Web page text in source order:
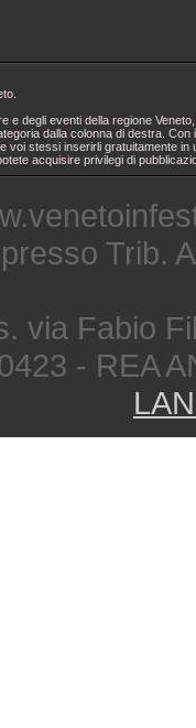
e degli eventi della regione
dalla colonna di destra.
voi stessi inserirli gratuitamente
acquisire privilegi di
Trib.
via Fabio
- REA